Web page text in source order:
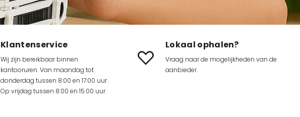
Klantenservice
Wij zijn bereikbaar binnen
kantooruren. Van maandag tot
donderdag tussen 8:00 en 17:00 uur.
Op vrijdag tussen 8:00 en 15:00 uur.
Lokaal ophalen?
Vraag naar de mogelijkheden van de
aanbieder.